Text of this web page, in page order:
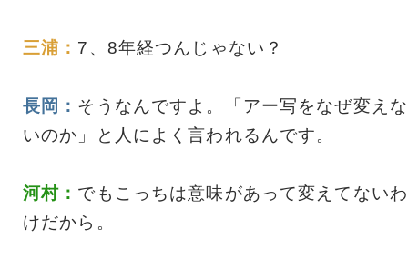
三浦： 7、8年経つんじゃない？
長岡： そうなんですよ。「アー写をなぜ変えな
いのか」と人によく言われるんです。
河村： でもこっちは意味があって変えてないわ
けだから。